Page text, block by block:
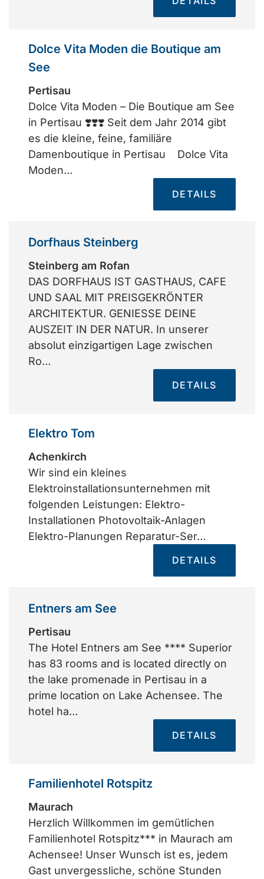
Dolce Vita Moden die Boutique am
See
Pertisau
Dolce Vita Moden – Die Boutique am See
in Pertisau ❣️❣️❣️ Seit dem Jahr 2014 gibt
es die kleine, feine, familiäre
Damenboutique in Pertisau Dolce Vita
Moden…
DETAILS
Dorfhaus Steinberg
Steinberg am Rofan
DAS DORFHAUS IST GASTHAUS, CAFE
UND SAAL MIT PREISGEKRÖNTER
ARCHITEKTUR. GENIESSE DEINE
AUSZEIT IN DER NATUR. In unserer
absolut einzigartigen Lage zwischen
Ro…
DETAILS
Elektro Tom
Achenkirch
Wir sind ein kleines
Elektroinstallationsunternehmen mit
folgenden Leistungen: Elektro-
Installationen Photovoltaik-Anlagen
Elektro-Planungen Reparatur-Ser…
DETAILS
Entners am See
Pertisau
The Hotel Entners am See **** Superior
has 83 rooms and is located directly on
the lake promenade in Pertisau in a
prime location on Lake Achensee. The
hotel ha…
DETAILS
Familienhotel Rotspitz
Maurach
Herzlich Willkommen im gemütlichen
Familienhotel Rotspitz*** in Maurach am
Achensee! Unser Wunsch ist es, jedem
Gast unvergessliche, schöne Stunden